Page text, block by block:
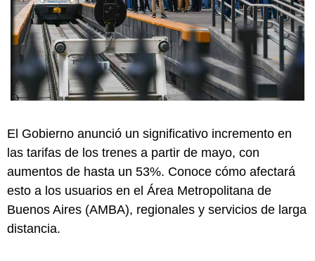
El Gobierno anunció un significativo incremento en
las tarifas de los trenes a partir de mayo, con
aumentos de hasta un 53%. Conoce cómo afectará
esto a los usuarios en el Área Metropolitana de
Buenos Aires (AMBA), regionales y servicios de larga
distancia.